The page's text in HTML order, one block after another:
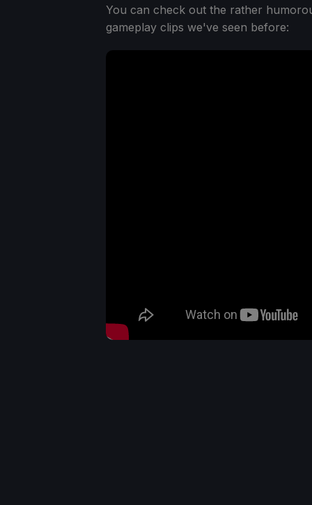
You can check out the rather
gameplay clips we've seen before: